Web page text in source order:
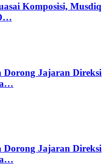
Komposisi, Musdiq
Dorong Jajaran Direksi
Dorong Jajaran Direksi